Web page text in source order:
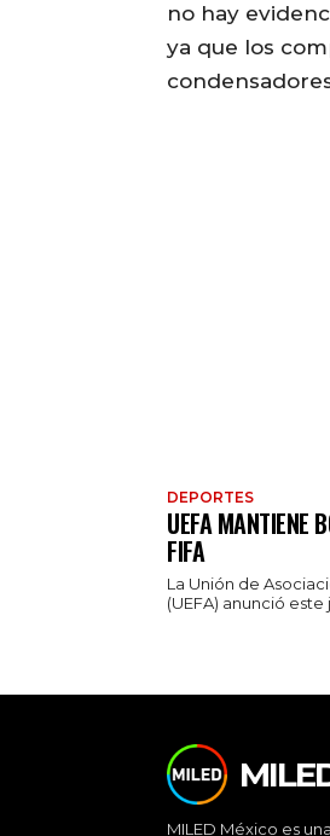
no hay
ya que los
DEPORTES
UEFA MANTIENE
FIFA
La Unión de
(UEFA) anunció
MILED México es